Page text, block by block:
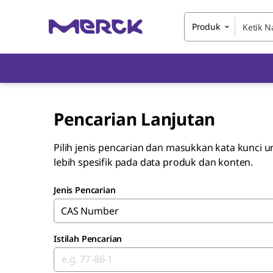
Produk
Pencarian Lanjutan
Pilih jenis pencarian dan masukkan kata kunci
lebih spesifik pada data produk dan konten.
Jenis Pencarian
CAS Number
Istilah Pencarian